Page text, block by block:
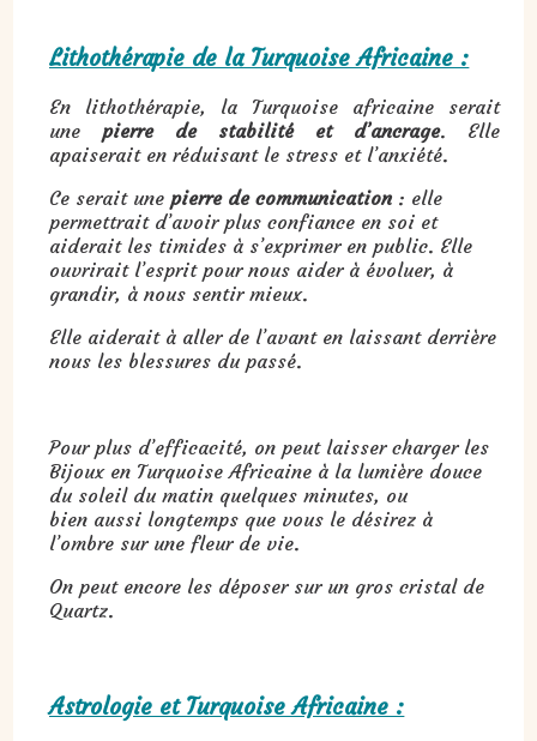
Lithothérapie de la Turquoise Africaine :
En lithothérapie, la Turquoise africaine serait
une pierre de stabilité et d’ancrage. Elle
apaiserait en réduisant le stress et l’anxiété.
Ce serait une pierre de communication : elle
permettrait d’avoir plus confiance en soi et
aiderait les timides à s’exprimer en public. Elle
ouvrirait l’esprit pour nous aider à évoluer, à
grandir, à nous sentir mieux.
Elle aiderait à aller de l’avant en laissant derrière
nous les blessures du passé.
Pour plus d’efficacité, on peut laisser charger les
Bijoux en Turquoise Africaine à la lumière douce
du soleil du matin quelques minutes, ou
bien aussi longtemps que vous le désirez à
l’ombre sur une fleur de vie.
On peut encore les déposer sur un gros cristal de
Quartz.
Astrologie et Turquoise Africaine :